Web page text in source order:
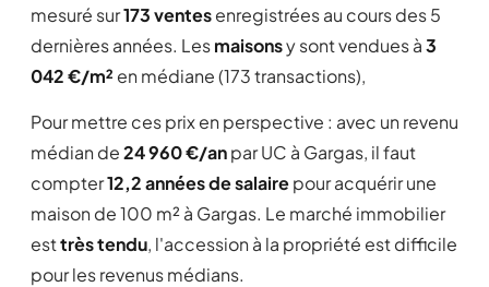
mesuré sur173 ventesenregistrées au cours des 5
dernières années. Lesmaisonsy sont vendues à3
042 €/m² en médiane (173 transactions),
Pour mettre ces prix en perspective : avec un revenu
médian de24 960 €/anpar UC à Gargas, il faut
compter12,2 années de salairepour acquérir une
maison de 100 m² à Gargas. Le marché immobilier
esttrès tendu, l'accession à la propriété est difficile
pour les revenus médians.